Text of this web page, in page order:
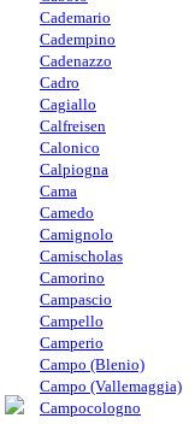
Cademario
Cadempino
Cadenazzo
Cadro
Cagiallo
Calfreisen
Calonico
Calpiogna
Cama
Camedo
Camignolo
Camischolas
Camorino
Campascio
Campello
Camperio
Campo (Blenio)
Campo (Vallemaggia)
Campocologno